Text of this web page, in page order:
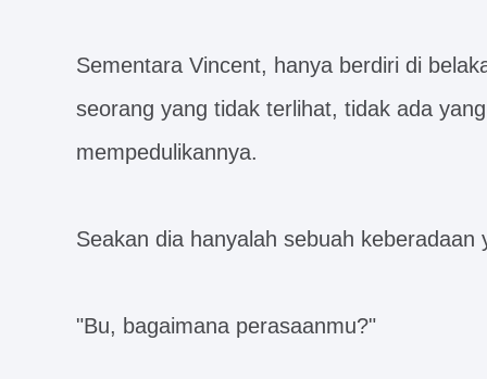
Sementara Vincent, hanya berdiri di
seorang yang tidak terlihat, tidak ada
mempedulikannya.
Seakan dia hanyalah sebuah keberadaan
"Bu, bagaimana perasaanmu?"